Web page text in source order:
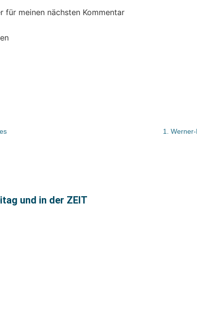
für meinen nächsten Kommentar
1.
und in der ZEIT